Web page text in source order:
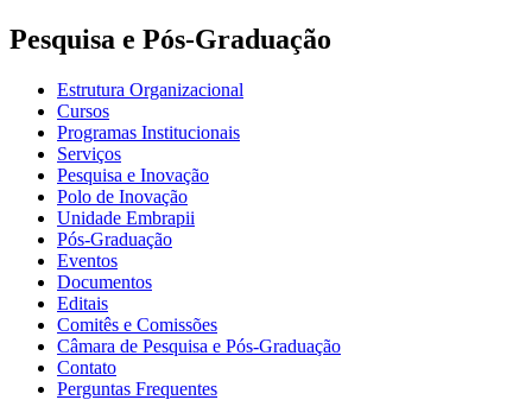
Pesquisa e Pós-Graduação
Estrutura Organizacional
Cursos
Programas Institucionais
Serviços
Pesquisa e Inovação
Polo de Inovação
Unidade Embrapii
Pós-Graduação
Eventos
Documentos
Editais
Comitês e Comissões
Câmara de Pesquisa e Pós-Graduação
Contato
Perguntas Frequentes